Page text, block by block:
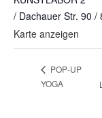
/ Dachauer Str. 90 /
Karte anzeigen
POP-UP
YOGA